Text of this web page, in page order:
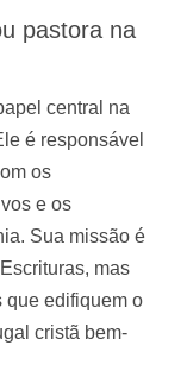
pastora na
central na
é responsável
os
e os
Sua missão é
mas
que edifiquem o
cristã bem-